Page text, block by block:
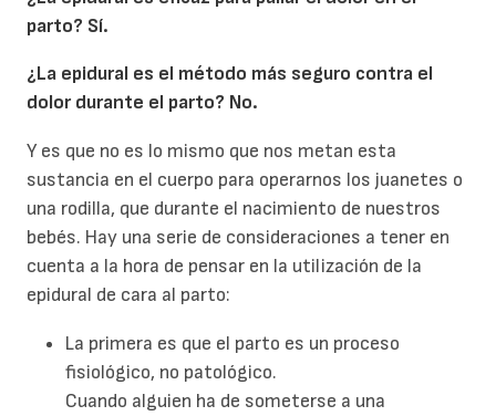
parto? Sí.
¿La epidural es el método más seguro contra el
dolor durante el parto? No.
Y es que no es lo mismo que nos metan esta
sustancia en el cuerpo para operarnos los juanetes o
una rodilla, que durante el nacimiento de nuestros
bebés. Hay una serie de consideraciones a tener en
cuenta a la hora de pensar en la utilización de la
epidural de cara al parto:
La primera es que el parto es un proceso
fisiológico, no patológico.
Cuando alguien ha de someterse a una